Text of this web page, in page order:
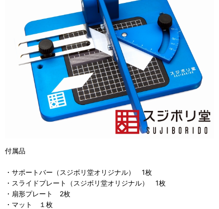
付属品
・サポートバー（スジボリ堂オリジナル） 1枚
・スライドプレート（スジボリ堂オリジナル） 1枚
・扇形プレート 2枚
・マット １枚